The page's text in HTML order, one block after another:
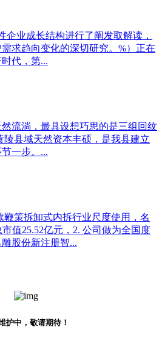
企业成长结构进行了阐发取解读，
求趋向变化的深切研究。%）正在
代，第...
流淌，最具设想巧思的是三组回纹
县域天然资本丰硕，是我县建立
一步。...
鞭策拆卸式内拆行业尺度使用，名
值25.52亿元，2. 公司做为全国度
股份新注册智...
护中，敬请期待！